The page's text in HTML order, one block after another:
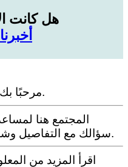
هل كانت
مرحبًا بك في موقع فتوى سؤال وجواب.
المجتمع هنا
سؤالك مع التفاصيل وشارك ما توصلت إليه عبر البحث.
اقرأ المزيد من